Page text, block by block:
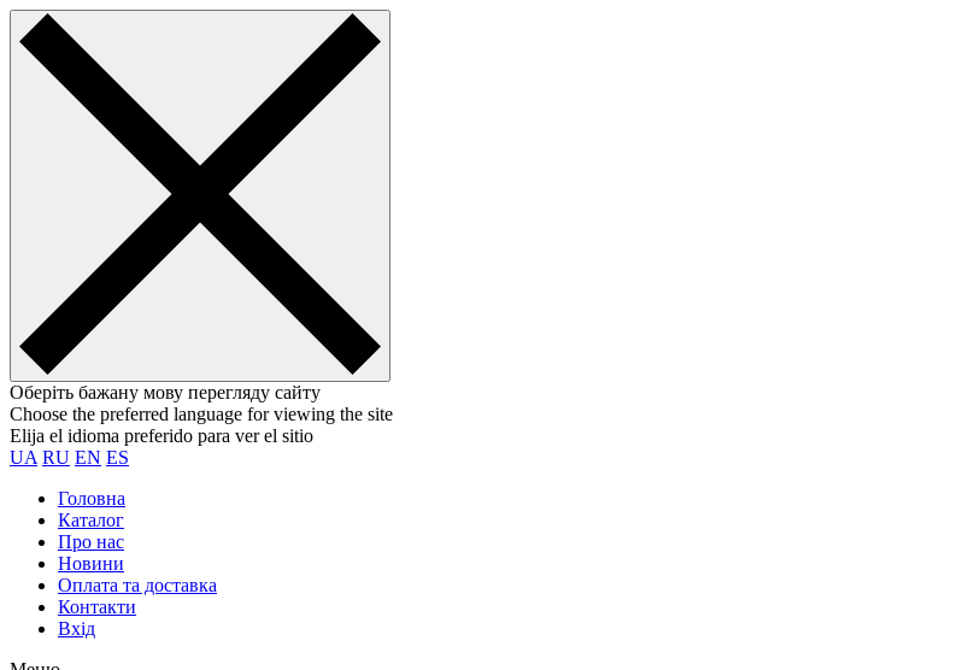
Оберіть бажану мову перегляду сайту
Choose the preferred language for viewing the site
Elija el idioma preferido para ver el sitio
UA RU EN ES
Головна
Каталог
Про нас
Новини
Оплата та доставка
Контакти
Вхiд